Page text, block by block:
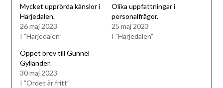
Mycket upprörda känslor i
Härjedalen.
26 maj 2023
I ”Härjedalen”
Olika uppfattningar i
personalfrågor.
25 maj 2023
I ”Härjedalen”
Öppet brev till Gunnel
Gyllander.
30 maj 2023
I ”Ordet är fritt”